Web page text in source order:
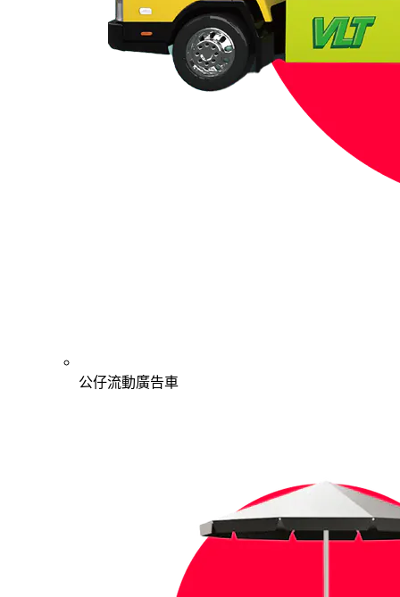
公仔流動廣告車